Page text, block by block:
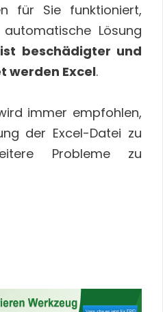
für Sie funktioniert,
Lösung
beschädigter und
werden Excel.
immer empfohlen,
der Excel-Datei zu
Probleme zu